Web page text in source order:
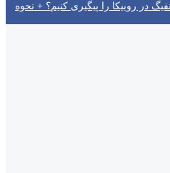
در روبیکا را پیگیری کنیم؟ + نحوه